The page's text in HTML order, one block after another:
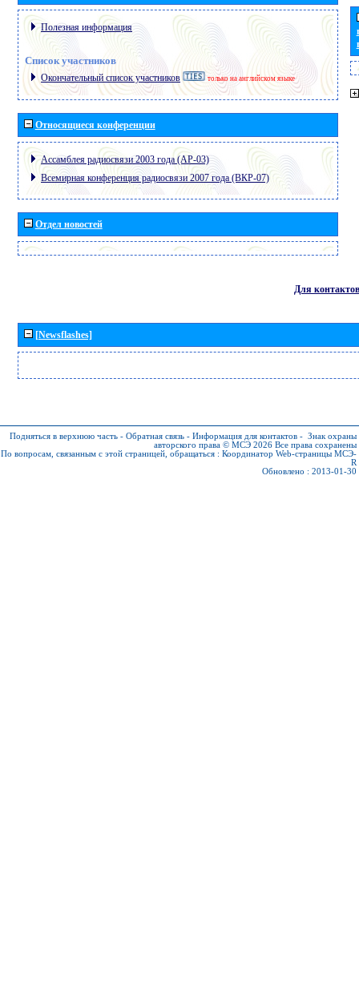
Полезная информация
Список участников
Окончательный список участников только на английском языке
Относящиеся конференции
Ассамблея радиосвязи 2003 года (АР-03)
Всемирная конференция радиосвязи 2007 года (ВКР-07)
Отдел новостей
Для контактов
[Newsflashes]
Подняться в верхнюю часть - Обратная связь - Информация для контактов - Знак охраны
авторского права © МСЭ 2026 Все права сохранены
По вопросам, связанным с этой страницей, обращаться : Координатор Web-страницы МСЭ-
R
Обновлено : 2013-01-30